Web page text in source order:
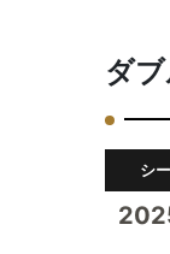
ダ
シ